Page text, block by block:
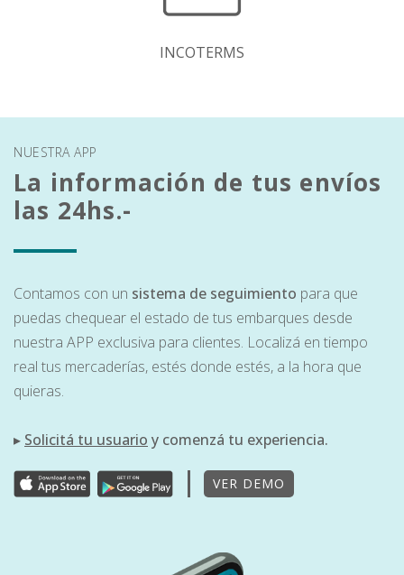
INCOTERMS
NUESTRA APP
La información de tus envíos
las 24hs.-
Contamos con un sistema de seguimiento para que
puedas chequear el estado de tus embarques desde
nuestra APP exclusiva para clientes. Localizá en tiempo
real tus mercaderías, estés donde estés, a la hora que
quieras.
▸ Solicitá tu usuario y comenzá tu experiencia.
VER DEMO